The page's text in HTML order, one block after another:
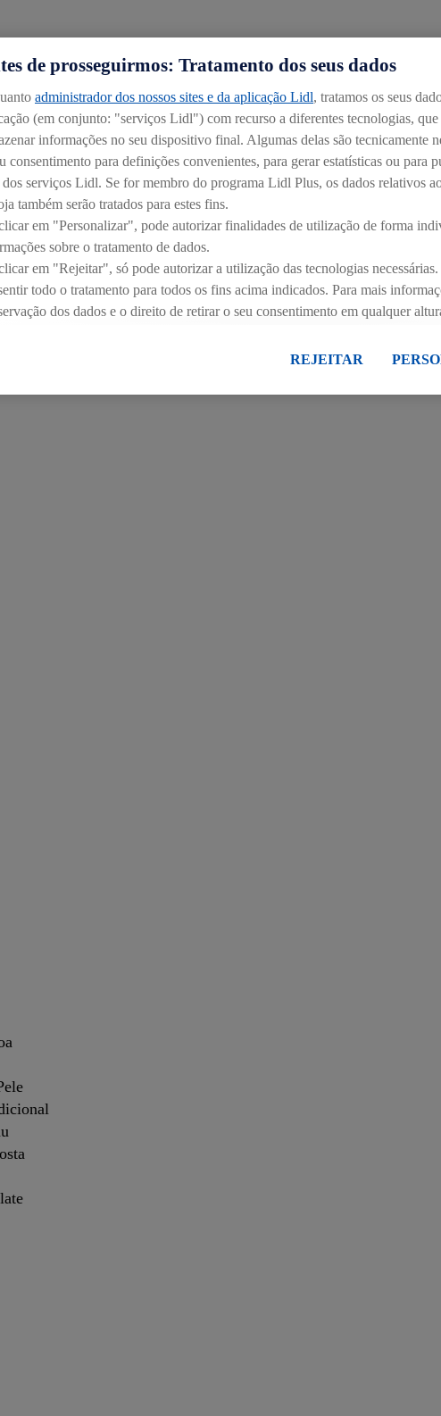
de prosseguirmos: Tratamento dos seus dados
administrador dos nossos sites e da aplicação Lidl, tratamos os seus
(em conjunto: "serviços Lidl") com recurso a diferentes tecnologias, que
informações no seu dispositivo final. Algumas delas são tecnicamente
consentimento para definições convenientes, para gerar estatísticas ou para
serviços Lidl. Se for membro do programa Lidl Plus, os dados relativos
também serão tratados para estes fins.
em "Personalizar", pode autorizar finalidades de utilização de forma
sobre o tratamento de dados.
em "Rejeitar", só pode autorizar a utilização das tecnologias
todo o tratamento para todos os fins acima indicados. Para mais
dos dados e o direito de retirar o seu consentimento em qualquer
REJEITAR